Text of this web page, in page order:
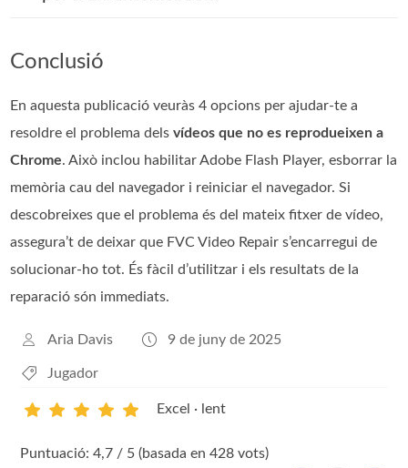
Conclusió
En aquesta publicació veuràs 4 opcions per ajudar-te a
resoldre el problema delsvídeos que no es reprodueixen a
Chrome. Això inclou habilitar Adobe Flash Player, esborrar la
memòria cau del navegador i reiniciar el navegador. Si
descobreixes que el problema és del mateix fitxer de vídeo,
assegura’t de deixar que FVC Video Repair s’encarregui de
solucionar-ho tot. És fàcil d’utilitzar i els resultats de la
reparació són immediats.
Aria Davis 9 de juny de 2025
Jugador
Excel · lent
Puntuació: 4,7 / 5 (basada en 428 vots)